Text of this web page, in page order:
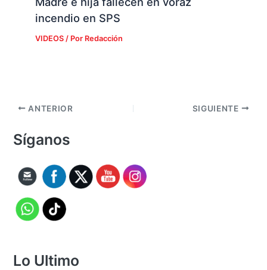
incendio en SPS
VIDEOS/ Por Redacción
ANTERIOR SIGUIENTE
Síganos
Lo Ultimo